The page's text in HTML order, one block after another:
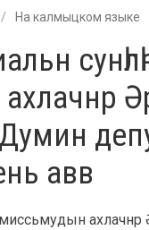
На калмыцком языке
авв